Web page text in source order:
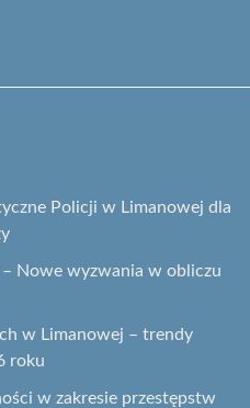
Policji w Limanowej dla
Nowe wyzwania w obliczu
w Limanowej – trendy
roku
w zakresie przestępstw